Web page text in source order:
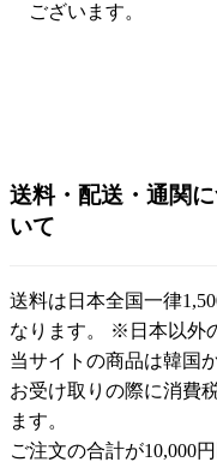
ございます。
送料・配送・通関
いて
送料は日本全国一律
なります。 ※日本以外
当サイトの商品は韓国
お受け取りの際に消費
ます。
ご注文の合計が10,000